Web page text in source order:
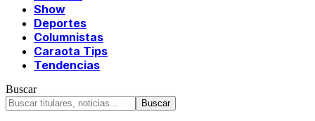
Show
Deportes
Columnistas
Caraota Tips
Tendencias
Buscar